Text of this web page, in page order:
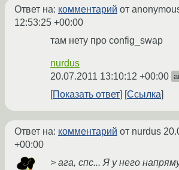
Ответ на: комментарий от
12:53:25 +00:00
там нету про config_swap
nurdus
20.07.2011 13:10:12 +00:00
Показать ответ Ссылка
Ответ на: комментарий от nurdus
+00:00
> ага, спс... Я у него